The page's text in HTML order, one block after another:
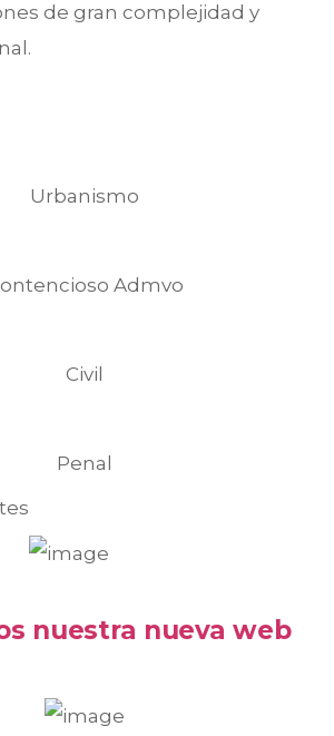
de gran complejidad y
Urbanismo
Admvo
Civil
Penal
nuestra nueva web